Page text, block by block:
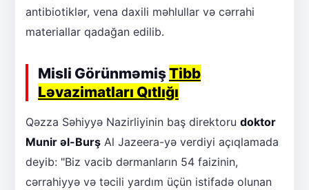
antibiotiklər, vena daxili məhlullar və cərrahi
materiallar qadağan edilib.
Misli GörünməmişTibb
Ləvazimatları Qıtlığı
Qəzza Səhiyyə Nazirliyinin baş direktoru doktor
Munir əl-Burş Al Jazeera-yə verdiyi açıqlamada
deyib: "Biz vacib dərmanların 54 faizinin,
cərrahiyyə və təcili yardım üçün istifadə olunan